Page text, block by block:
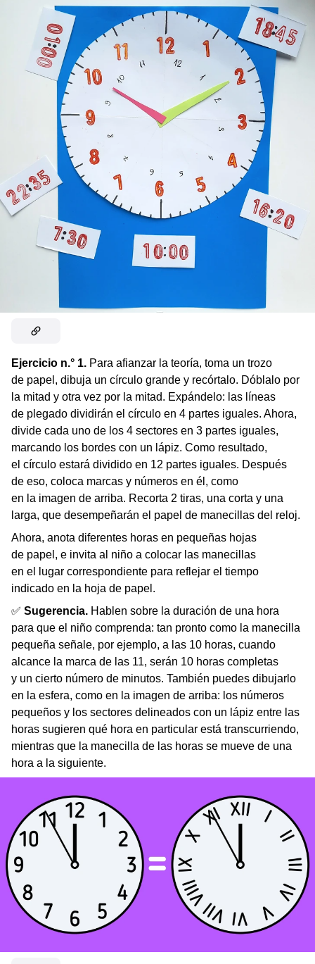
Ejercicio n.° 1. Para afianzar la teoría, toma un trozo
de papel, dibuja un círculo grande y recórtalo. Dóblalo por
la mitad y otra vez por la mitad. Expándelo: las líneas
de plegado dividirán el círculo en 4 partes iguales. Ahora,
divide cada uno de los 4 sectores en 3 partes iguales,
marcando los bordes con un lápiz. Como resultado,
el círculo estará dividido en 12 partes iguales. Después
de eso, coloca marcas y números en él, como
en la imagen de arriba. Recorta 2 tiras, una corta y una
larga, que desempeñarán el papel de manecillas del reloj.
Ahora, anota diferentes horas en pequeñas hojas
de papel, e invita al niño a colocar las manecillas
en el lugar correspondiente para reflejar el tiempo
indicado en la hoja de papel.
✅ Sugerencia. Hablen sobre la duración de una hora
para que el niño comprenda: tan pronto como la manecilla
pequeña señale, por ejemplo, a las 10 horas, cuando
alcance la marca de las 11, serán 10 horas completas
y un cierto número de minutos. También puedes dibujarlo
en la esfera, como en la imagen de arriba: los números
pequeños y los sectores delineados con un lápiz entre las
horas sugieren qué hora en particular está transcurriendo,
mientras que la manecilla de las horas se mueve de una
hora a la siguiente.